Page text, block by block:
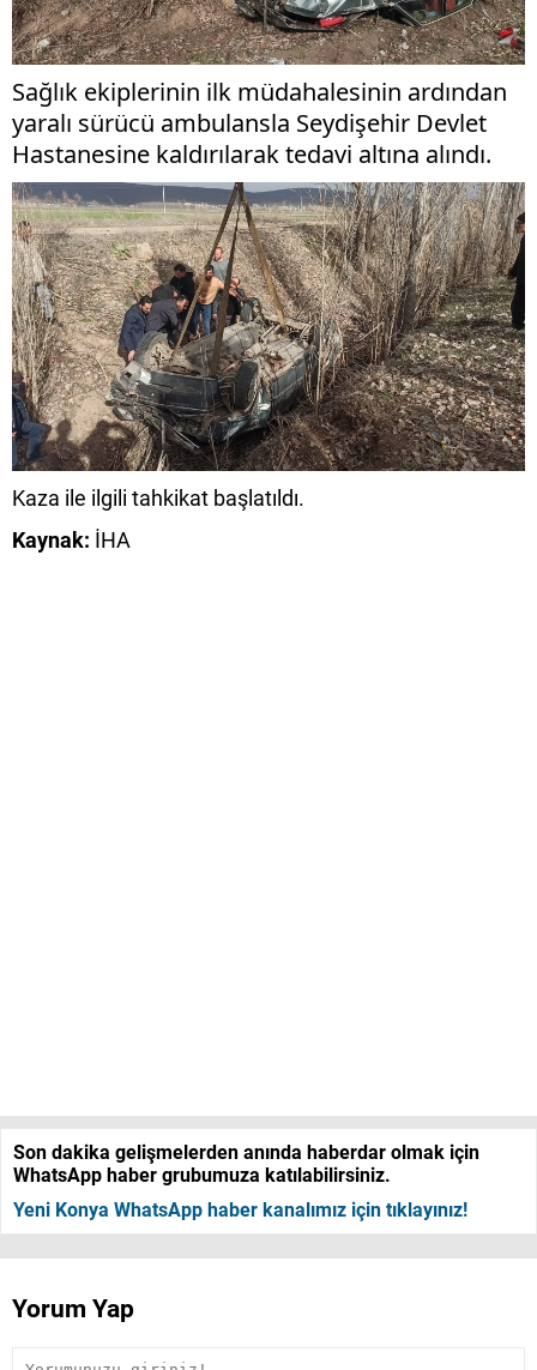
Sağlık ekiplerinin ilk müdahalesinin ardından
yaralı sürücü ambulansla Seydişehir Devlet
Hastanesine kaldırılarak tedavi altına alındı.
Kaza ile ilgili tahkikat başlatıldı.
Kaynak: İHA
Son dakika gelişmelerden anında haberdar olmak için
WhatsApp haber grubumuza katılabilirsiniz.
Yeni Konya WhatsApp haber kanalımız için tıklayınız!
Yorum Yap